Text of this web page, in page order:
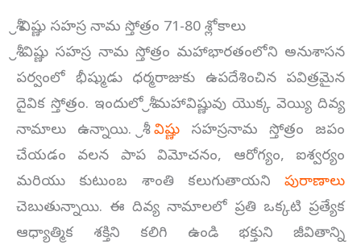
శ్రీ విష్ణు సహస్ర నామ స్తోత్రం 71-80 శ్లోకాలు
శ్రీ విష్ణు సహస్ర నామ స్తోత్రం మహాభారతంలోని అనుశాసన
పర్వంలో భీష్ముడు ధర్మరాజుకు ఉపదేశించిన పవిత్రమైన
దైవిక స్తోత్రం. ఇందులో శ్రీ మహావిష్ణువు యొక్క వెయ్యి దివ్య
నామాలు ఉన్నాయి. శ్రీవిష్ణు సహస్రనామ స్తోత్రం జపం
చేయడం వలన పాప విమోచనం, ఆరోగ్యం, ఐశ్వర్యం
మరియు కుటుంబ శాంతి కలుగుతాయని పురాణాలు
చెబుతున్నాయి. ఈ దివ్య నామాలలో ప్రతి ఒక్కటి ప్రత్యేక
ఆధ్యాత్మిక శక్తిని కలిగి ఉండి భక్తుని జీవితాన్ని